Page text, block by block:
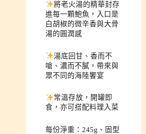
將老火湯的精華封存
進每一顆鮑魚，入口是
白胡椒的微辛香與大骨
湯的圓潤感
湯底回甘、香而不
嗆、濃而不膩，帶來與
眾不同的海陸饗宴
常溫存放，開罐即
食，亦可搭配料理入菜
每份淨重：245g、固型